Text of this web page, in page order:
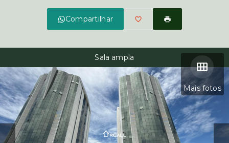
Compartilhar
Mais fotos
Sala ampla